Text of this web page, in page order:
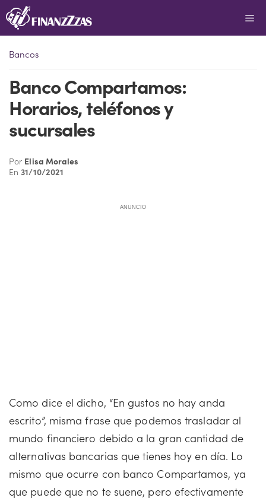
Saltar
al
Bancos
Banco Compartamos:
Horarios, teléfonos y
sucursales
Por Elisa Morales
En31/10/2021
ANUNCIO
Como dice el dicho, “En gustos no hay anda
escrito”, misma frase que podemos trasladar al
mundo financiero debido a la gran cantidad de
alternativas bancarias que tienes hoy en día. Lo
mismo que ocurre con banco Compartamos, ya
que puede que no te suene, pero efectivamente